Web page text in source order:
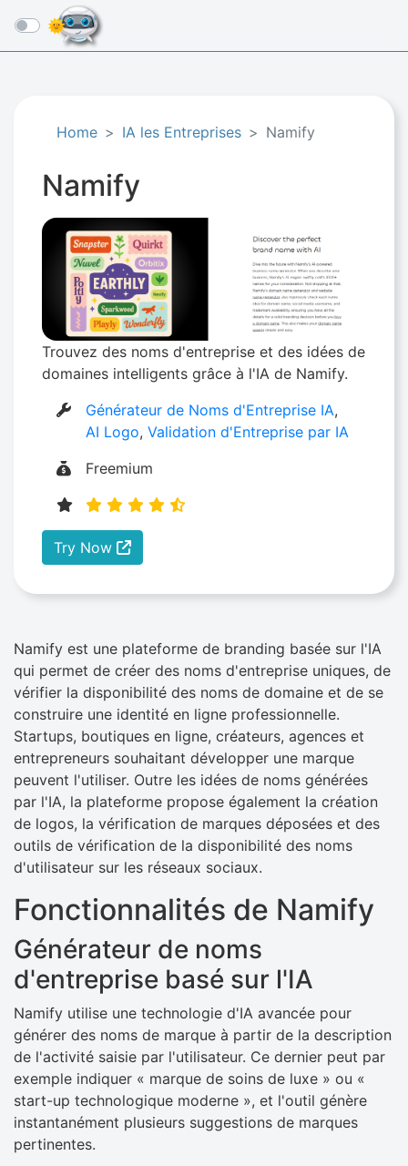
☰
Home IA les Entreprises Namify
Namify
Trouvez des noms d'entreprise et des idées de
domaines intelligents grâce à l'IA de Namify.
Générateur de Noms d'Entreprise IA,
AI Logo,Validation d'Entreprise par IA
Freemium
Try Now
Namify est une plateforme de branding basée sur l'IA
qui permet de créer des noms d'entreprise uniques, de
vérifier la disponibilité des noms de domaine et de se
construire une identité en ligne professionnelle.
Startups, boutiques en ligne, créateurs, agences et
entrepreneurs souhaitant développer une marque
peuvent l'utiliser. Outre les idées de noms générées
par l'IA, la plateforme propose également la création
de logos, la vérification de marques déposées et des
outils de vérification de la disponibilité des noms
d'utilisateur sur les réseaux sociaux.
Fonctionnalités de Namify
Générateur de noms
d'entreprise basé sur l'IA
Namify utilise une technologie d'IA avancée pour
générer des noms de marque à partir de la description
de l'activité saisie par l'utilisateur. Ce dernier peut par
exemple indiquer « marque de soins de luxe » ou «
start-up technologique moderne », et l'outil génère
instantanément plusieurs suggestions de marques
pertinentes.